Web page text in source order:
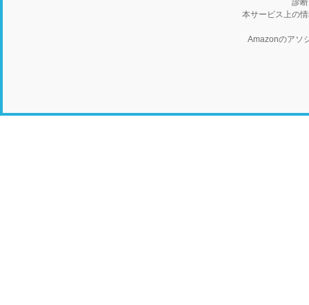
診
本サービス上の
Amazonのアソ